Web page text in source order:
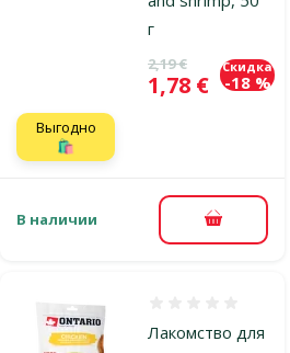
г
Исходная цена
2,19 €
Цена
1,78 €
Скидка
-18 %
Выгодно
🛍️
В наличии В корзину
Лакомство для